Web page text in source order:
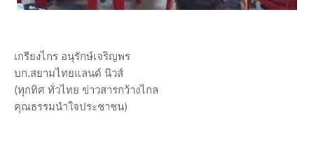
เกรียงไกร อนุรักษ์เจริญพร
บก.สยามไทยแลนด์ นิวส์
(ทุกทิศ ทั่วไทย ข่าวสารกว้างไกล
คุณธรรมนำใจประชาชน)